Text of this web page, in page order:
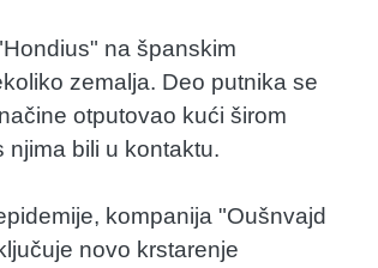
na španskim
zemalja. Deo putnika se
otputovao kući širom
njima bili u kontaktu.
kompanija "Oušnvajd
novo krstarenje